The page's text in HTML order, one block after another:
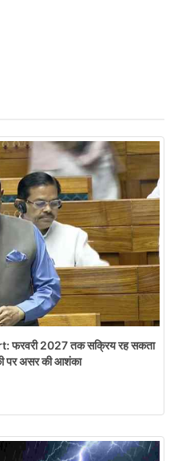
फरवरी 2027 तक सक्रिय रह सकता
पर असर की आशंका